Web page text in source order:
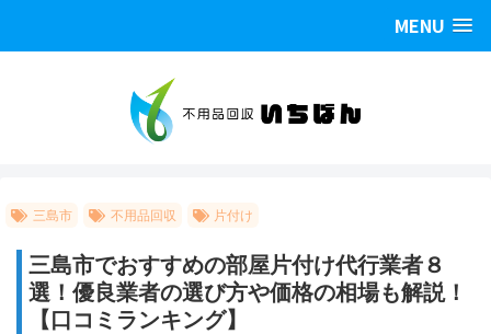
MENU
三島市 不用品回収 片付け
三島市でおすすめの部屋片付け代行業者８
選！優良業者の選び方や価格の相場も解説！
【口コミランキング】